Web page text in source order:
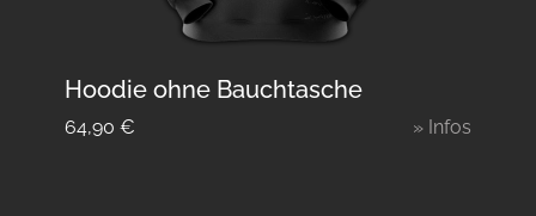
Hoodie ohne Bauchtasche
64,90 € » Infos